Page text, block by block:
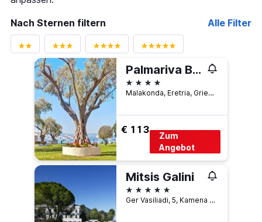
Nach Sternen filtern
Alle Filter
Palmariva Beach Hotel
4 Sterne
Malakonda, Eretria, Griechenland
€ 113
Zum
Angebot
Mitsis Galini
5 Sterne
Ger Vasiliadi, 5, Kamena Vourla, Griechenland